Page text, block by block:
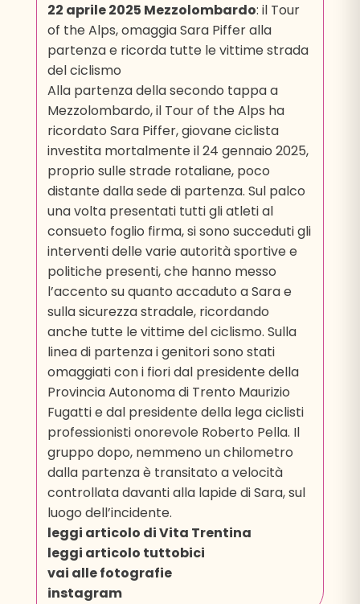
22 aprile 2025 Mezzolombardo: il Tour
of the Alps, omaggia Sara Piffer alla
partenza e ricorda tutte le vittime strada
del ciclismo
Alla partenza della secondo tappa a
Mezzolombardo, il Tour of the Alps ha
ricordato Sara Piffer, giovane ciclista
investita mortalmente il 24 gennaio 2025,
proprio sulle strade rotaliane, poco
distante dalla sede di partenza. Sul palco
una volta presentati tutti gli atleti al
consueto foglio firma, si sono succeduti gli
interventi delle varie autorità sportive e
politiche presenti, che hanno messo
l’accento su quanto accaduto a Sara e
sulla sicurezza stradale, ricordando
anche tutte le vittime del ciclismo. Sulla
linea di partenza i genitori sono stati
omaggiati con i fiori dal presidente della
Provincia Autonoma di Trento Maurizio
Fugatti e dal presidente della lega ciclisti
professionisti onorevole Roberto Pella. Il
gruppo dopo, nemmeno un chilometro
dalla partenza è transitato a velocità
controllata davanti alla lapide di Sara, sul
luogo dell’incidente.
leggi articolo di Vita Trentina
leggi articolo tuttobici
vai alle fotografie
instagram